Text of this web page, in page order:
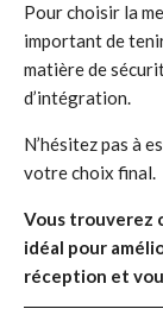
Pour choisir la
important de
matière de
d’intégration.
N’hésitez pas à
votre choix final.
Vous trouverez
idéal pour
réception et